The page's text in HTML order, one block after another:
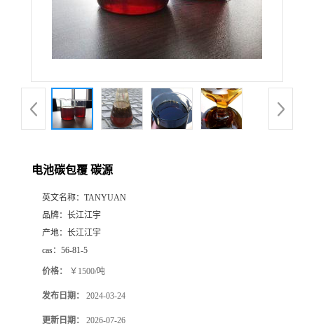
电池碳包覆 碳源
英文名称： TANYUAN
品牌： 长江江宇
产地： 长江江宇
cas： 56-81-5
价格： ￥1500/吨
发布日期： 2024-03-24
更新日期： 2026-07-26